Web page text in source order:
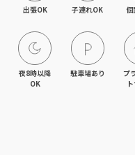
出張OK 子連れOK 個
夜8時以降
OK
駐車場あり
プ